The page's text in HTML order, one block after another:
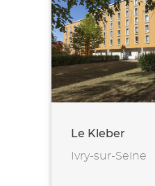
Le Kleber
Ivry-sur-Seine